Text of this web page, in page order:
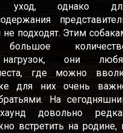
уход, однако
подходят. Этим
большое
нагрузок, они
где можно
для них очень
На
довольно
встретить на родине,